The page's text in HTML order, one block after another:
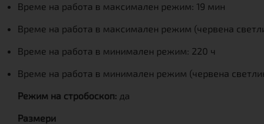
Време на работа в максимален режим: 19 мин
Време на работа в максимален режим (червена
Време на работа в минимален режим: 220 ч
Време на работа в минимален режим (червена
Режим на стробоскоп: да
Размери